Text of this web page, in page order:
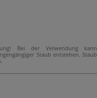
Bei der Verwendung kann
Staub entstehen. Staub